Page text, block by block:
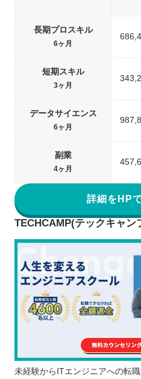
長期プロスキル
6ヶ月
短期スキル
3ヶ月
データサイエンス
6ヶ月
副業
4ヶ月
詳細をHP
TECHCAMP(テックキャン
未経験からITエンジニアへの転